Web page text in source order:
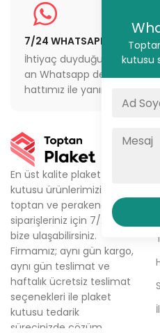
7/24 WHATSAPP DESTEĞİ
İhtiyaç duyduğunuz her
an Whatsapp destek
hattımız ile yanınızdayız
En üst kalite plaket
kutusu ürünlerimizi,
toptan ve perakende
siparişleriniz için 7/24
bize ulaşabilirsiniz.
Firmamız; aynı gün kargo,
aynı gün teslimat ve
haftalık ücretsiz teslimat
seçenekleri ile plaket
kutusu tedarik
sürecinizde çözüm
kutusu